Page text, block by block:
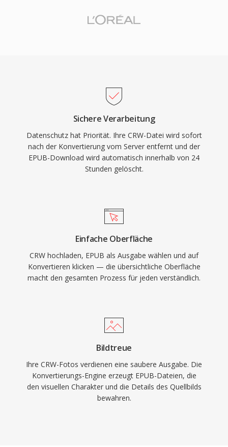
Sichere Verarbeitung
Datenschutz hat Priorität. Ihre CRW-Datei wird sofort
nach der Konvertierung vom Server entfernt und der
EPUB-Download wird automatisch innerhalb von 24
Stunden gelöscht.
Einfache Oberfläche
CRW hochladen, EPUB als Ausgabe wählen und auf
Konvertieren klicken — die übersichtliche Oberfläche
macht den gesamten Prozess für jeden verständlich.
Bildtreue
Ihre CRW-Fotos verdienen eine saubere Ausgabe. Die
Konvertierungs-Engine erzeugt EPUB-Dateien, die
den visuellen Charakter und die Details des Quellbilds
bewahren.